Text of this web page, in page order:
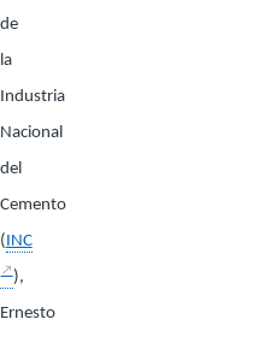
de
la
Industria
Nacional
del
Cemento
(INC
),
Ernesto